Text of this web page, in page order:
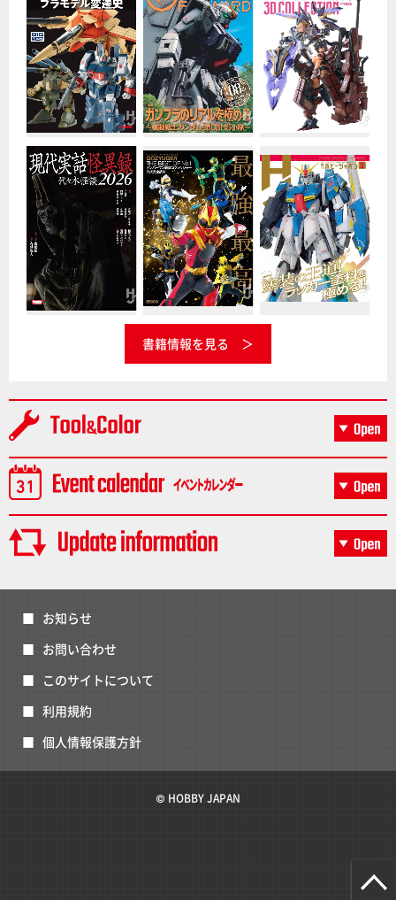
書籍情報を見る
お知らせ
お問い合わせ
このサイトについて
利用規約
個人情報保護方針
© HOBBY JAPAN